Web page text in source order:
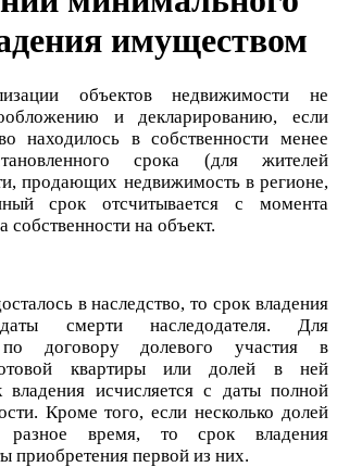
имуществом
объектов недвижимости не
и декларированию, если
находилось в собственности менее
срока (для жителей
продающих недвижимость в регионе,
срок отсчитывается с момента
собственности на объект.
в наследство, то срок владения
смерти наследодателя. Для
по договору долевого участия в
квартиры или долей в ней
владения исчисляется с даты полной
Кроме того, если несколько долей
разное время, то срок владения
приобретения первой из них.